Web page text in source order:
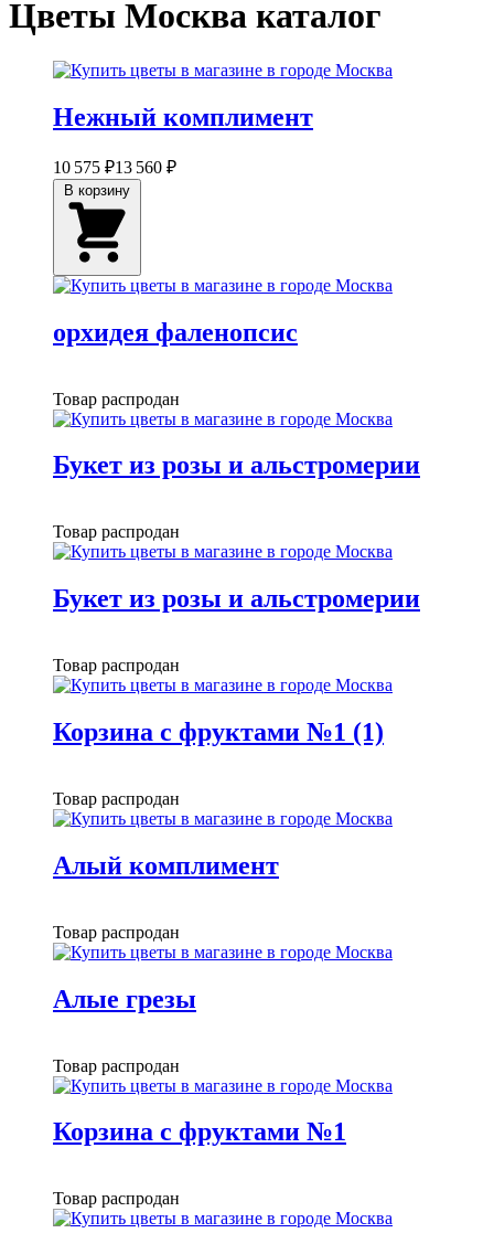
Цветы Москва каталог
Нежный комплимент
10 575 ₽13 560 ₽
орхидея фаленопсис
Товар распродан
Букет из розы и альстромерии
Товар распродан
Букет из розы и альстромерии
Товар распродан
Корзина с фруктами №1 (1)
Товар распродан
Алый комплимент
Товар распродан
Алые грезы
Товар распродан
Корзина с фруктами №1
Товар распродан